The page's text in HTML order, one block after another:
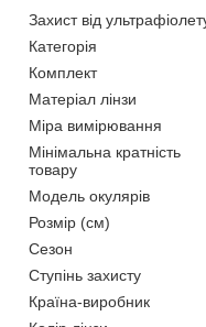
Захист від
Категорія
Комплект
Матеріал лінзи
Міра вимірювання
Мінімальна кратність
товару
Модель окулярів
Розмір (см)
Сезон
Ступінь захисту
Країна-виробник